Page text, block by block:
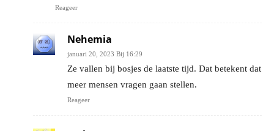
Reageer
Nehemia
januari 20, 2023 Bij 16:29
Ze vallen bij bosjes de laatste tijd. Dat betekent dat
meer mensen vragen gaan stellen.
Reageer